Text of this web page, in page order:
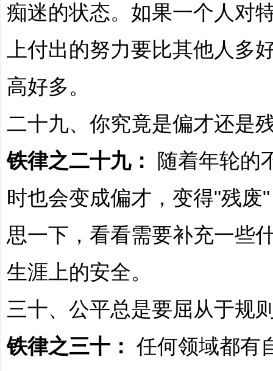
痴迷的状态。如果一个人对
上付出的努力要比其他人多
高好多。
二十九、你究竟是偏才还是
铁律之二十九：
随着年轮的
时也会变成偏才，变得"残
思一下，看看需要补充一些
生涯上的安全。
三十、公平总是要屈从于规
铁律之三十： 任何领域都有